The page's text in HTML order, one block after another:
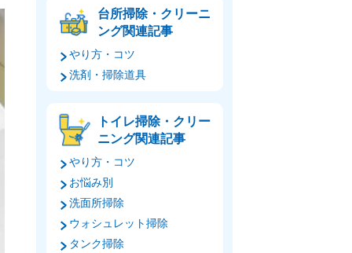
台所掃除・クリーニ
ング関連記事
やり方・コツ
洗剤・掃除道具
トイレ掃除・クリー
ニング関連記事
やり方・コツ
お悩み別
洗面所掃除
ウォシュレット掃除
タンク掃除